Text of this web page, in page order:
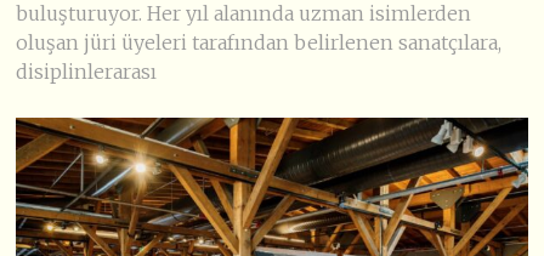
buluşturuyor. Her yıl alanında uzman isimlerden
oluşan jüri üyeleri tarafından belirlenen sanatçılara,
disiplinlerarası